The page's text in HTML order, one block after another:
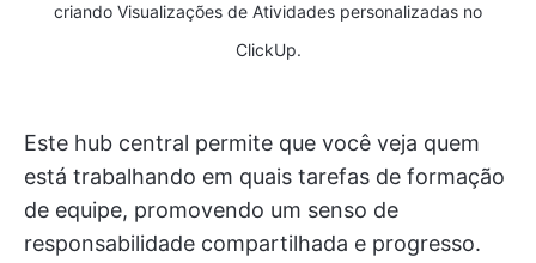
criando Visualizações de Atividades personalizadas no
ClickUp.
Este hub central permite que você veja quem
está trabalhando em quais tarefas de formação
de equipe, promovendo um senso de
responsabilidade compartilhada e progresso.